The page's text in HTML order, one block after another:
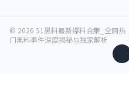
© 2026 51黑料最新爆料合集_全网热
门黑料事件深度揭秘与独家解析